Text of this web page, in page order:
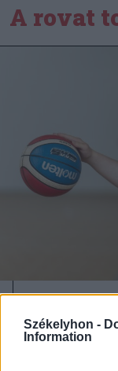
Székelyhon -
Information
A rovat
„Van